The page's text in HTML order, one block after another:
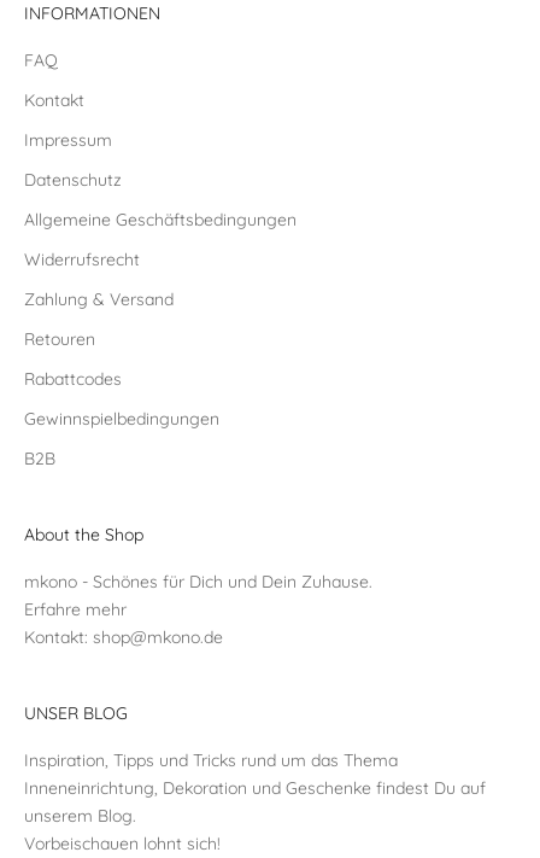
INFORMATIONEN
FAQ
Kontakt
Impressum
Datenschutz
Allgemeine Geschäftsbedingungen
Widerrufsrecht
Zahlung & Versand
Retouren
Rabattcodes
Gewinnspielbedingungen
B2B
About the Shop
mkono - Schönes für Dich und Dein Zuhause.
Erfahre mehr
Kontakt: shop@mkono.de
UNSER BLOG
Inspiration, Tipps und Tricks rund um das Thema
Inneneinrichtung, Dekoration und Geschenke findest Du auf
unserem Blog.
Vorbeischauen lohnt sich!